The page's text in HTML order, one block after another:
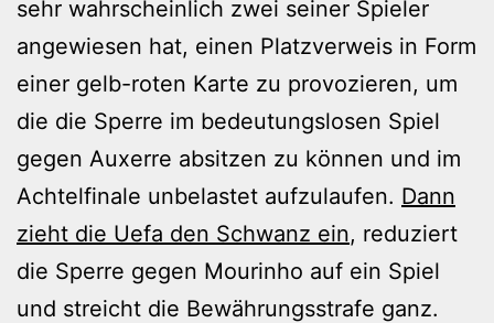
sehr wahrscheinlich zwei seiner Spieler
angewiesen hat, einen Platzverweis in Form
einer gelb-roten Karte zu provozieren, um
die die Sperre im bedeutungslosen Spiel
gegen Auxerre absitzen zu können und im
Achtelfinale unbelastet aufzulaufen. Dann
zieht die Uefa den Schwanz ein, reduziert
die Sperre gegen Mourinho auf ein Spiel
und streicht die Bewährungsstrafe ganz.